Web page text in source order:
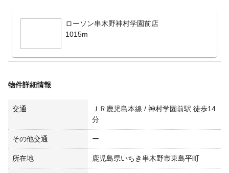
ローソン串木野神村学園前店
1015m
物件詳細情報
交通
ＪＲ鹿児島本線 / 神村学園前駅 徒歩14
分
その他交通 ー
所在地 鹿児島県いちき串木野市東島平町